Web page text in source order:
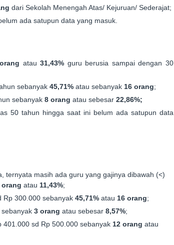
dari Sekolah Menengah Atas/ Kejuruan/ Sederajat;
ada satupun data yang masuk.
atau31,43% guru berusia sampai dengan 30
sebanyak 45,71% atau sebanyak 16 orang;
sebanyak 8 orang atau sebesar 22,86%;
50 tahun hingga saat ini belum ada satupun data
ternyata masih ada guru yang gajinya dibawah (<)
orang atau 11,43%;
Rp 300.000 sebanyak 45,71% atau 16 orang;
3 orang atau sebesar 8,57%;
sd Rp 500.000 sebanyak 12 orang atau